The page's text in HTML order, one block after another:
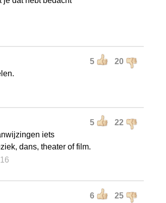
5 20
5 22
iets
dans, theater of film.
6 25